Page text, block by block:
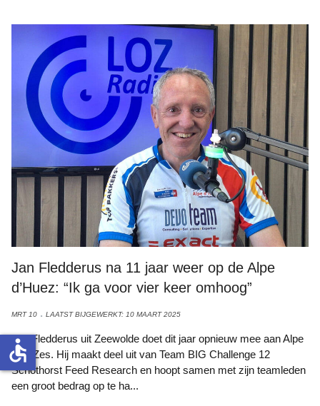
Jan Fledderus na 11 jaar weer op de Alpe
d’Huez: “Ik ga voor vier keer omhoog”
MRT 10 LAATST BIJGEWERKT: 10 MAART 2025
Jan Fledderus uit Zeewolde doet dit jaar opnieuw mee aan Alpe
d’HuZes. Hij maakt deel uit van Team BIG Challenge 12
Schothorst Feed Research en hoopt samen met zijn teamleden
een groot bedrag op te ha...
accessible